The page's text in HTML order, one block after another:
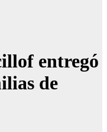
entregó
de